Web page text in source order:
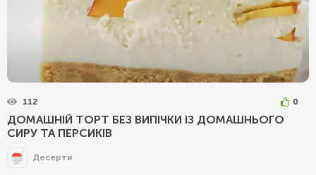
112 0
ДОМАШНІЙ ТОРТ БЕЗ ВИПІЧКИ ІЗ ДОМАШНЬОГО
СИРУ ТА ПЕРСИКІВ
Десерти